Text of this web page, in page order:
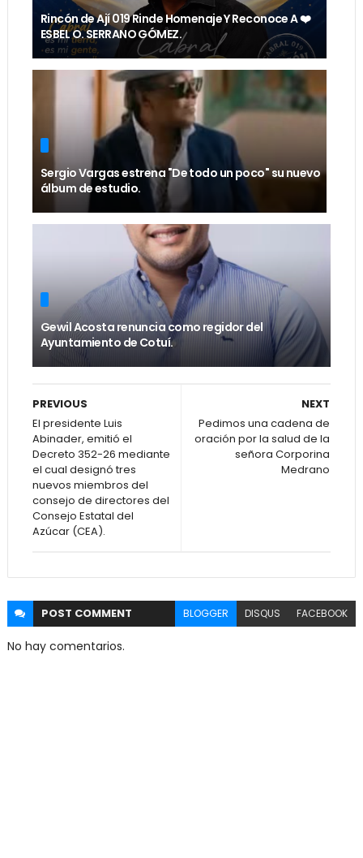
Rincón de Ají 019 Rinde Homenaje Y Reconoce A ❤️
ESBEL O. SERRANO GÓMEZ.
Sergio Vargas estrena "De todo un poco" su nuevo
álbum de estudio.
Gewil Acosta renuncia como regidor del
Ayuntamiento de Cotuí.
NEXT
Pedimos una cadena de
oración por la salud de la
señora Corporina
Medrano
PREVIOUS
El presidente Luis
Abinader, emitió el
Decreto 352-26 mediante
el cual designó tres
nuevos miembros del
consejo de directores del
Consejo Estatal del
Azúcar (CEA).
POST COMMENT BLOGGER DISQUS FACEBOOK
No hay comentarios.